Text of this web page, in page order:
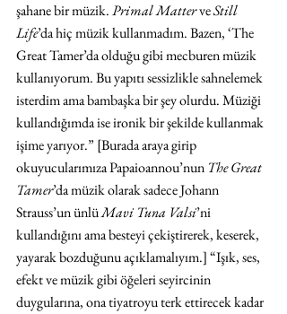
şahane bir müzik. Primal Matter ve Still
Life’da hiç müzik kullanmadım. Bazen, ‘The
Great Tamer’da olduğu gibi mecburen müzik
kullanıyorum. Bu yapıtı sessizlikle sahnelemek
isterdim ama bambaşka bir şey olurdu. Müziği
kullandığımda ise ironik bir şekilde kullanmak
işime yarıyor.” [Burada araya girip
okuyucularımıza Papaioannou’nun The Great
Tamer’da müzik olarak sadece Johann
Strauss’un ünlü Mavi Tuna Valsi’ni
kullandığını ama besteyi çekiştirerek, keserek,
yayarak bozduğunu açıklamalıyım.] “Işık, ses,
efekt ve müzik gibi öğeleri seyircinin
duygularına, ona tiyatroyu terk ettirecek kadar